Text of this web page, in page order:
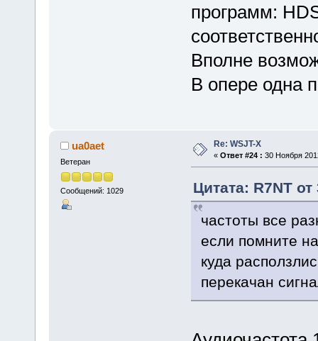
программ:
Вполне
В опере одна
ua0aet
Ветеран
Сообщений: 1029
Re: WSJT-X
« Ответ #24 : 30 Ноября
Цитата: R7NT
частоты все
если помните
куда
перекачан